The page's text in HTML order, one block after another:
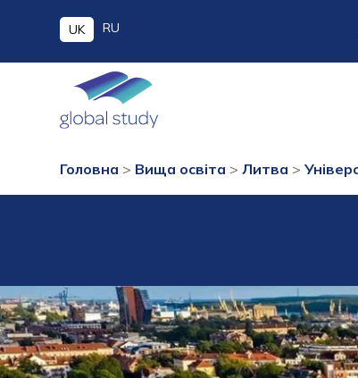
UK RU
Головна > Вища освіта >Литва >